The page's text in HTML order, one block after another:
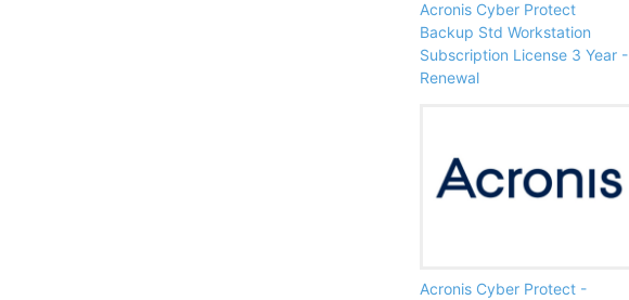
Acronis Cyber Protect
Backup Std Workstation
Subscription License 3 Year -
Renewal
Acronis Cyber Protect -